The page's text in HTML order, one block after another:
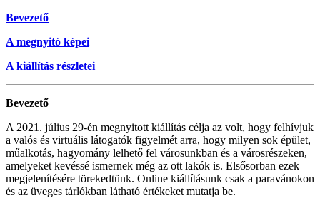
Bevezető
A megnyitó képei
A kiállítás részletei
Bevezető
A 2021. július 29-én megnyitott kiállítás célja az volt, hogy felhívjuk
a valós és virtuális látogatók figyelmét arra, hogy milyen sok épület,
műalkotás, hagyomány lelhető fel városunkban és a városrészeken,
amelyeket kevéssé ismernek még az ott lakók is. Elsősorban ezek
megjelenítésére törekedtünk. Online kiállításunk csak a paravánokon
és az üveges tárlókban látható értékeket mutatja be.